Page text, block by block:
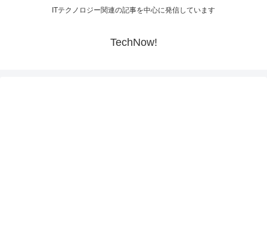
ITテクノロジー関連の記事を中心に発信しています
TechNow!